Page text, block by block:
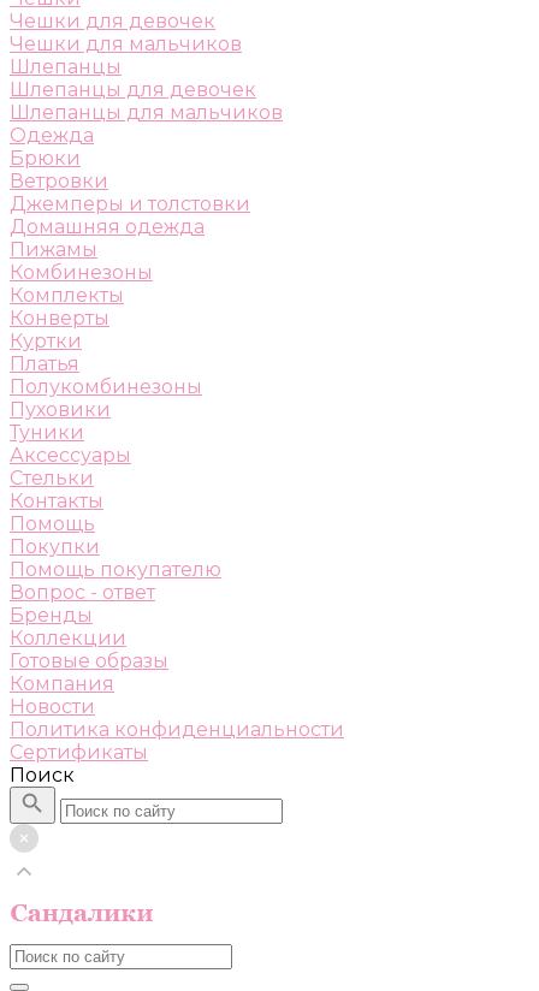
Чешки для девочек
Чешки для мальчиков
Шлепанцы
Шлепанцы для девочек
Шлепанцы для мальчиков
Одежда
Брюки
Ветровки
Джемперы и толстовки
Домашняя одежда
Пижамы
Комбинезоны
Комплекты
Конверты
Куртки
Платья
Полукомбинезоны
Пуховики
Туники
Аксессуары
Стельки
Контакты
Помощь
Покупки
Помощь покупателю
Вопрос - ответ
Бренды
Коллекции
Готовые образы
Компания
Новости
Политика конфиденциальности
Сертификаты
Поиск